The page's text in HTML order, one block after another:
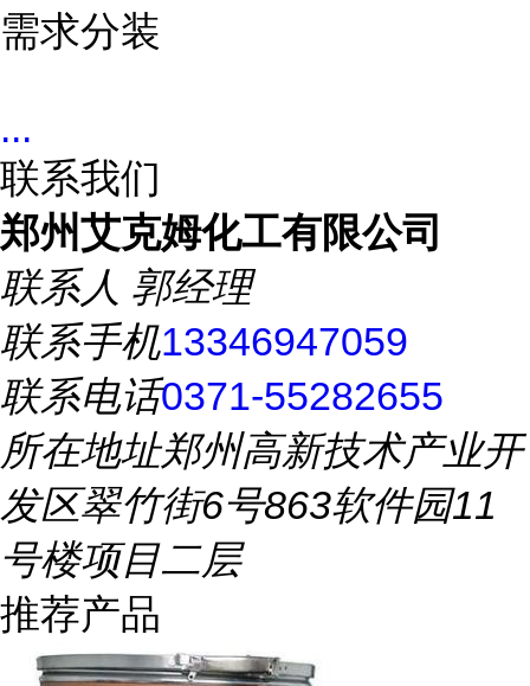
需求分装
...
联系我们
郑州艾克姆化工有限公司
联系人 郭经理
联系手机13346947059
联系电话0371-55282655
所在地址郑州高新技术产业开
发区翠竹街6号863软件园11
号楼项目二层
推荐产品